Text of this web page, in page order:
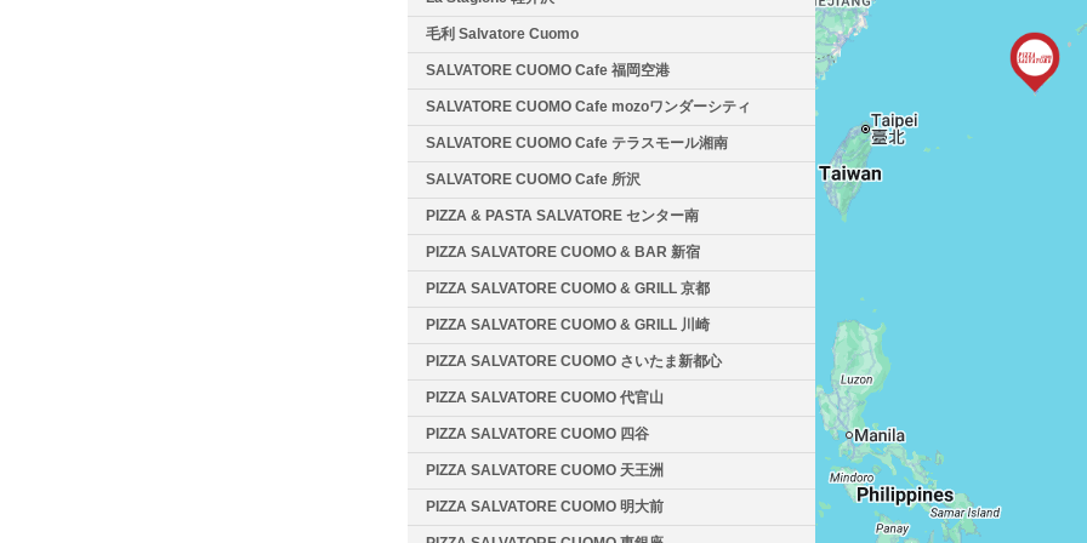
毛利 Salvatore Cuomo
SALVATORE CUOMO Cafe 福岡空港
SALVATORE CUOMO Cafe mozoワンダーシティ
SALVATORE CUOMO Cafe テラスモール湘南
SALVATORE CUOMO Cafe 所沢
PIZZA & PASTA SALVATORE センター南
PIZZA SALVATORE CUOMO & BAR 新宿
PIZZA SALVATORE CUOMO & GRILL 京都
PIZZA SALVATORE CUOMO & GRILL 川崎
PIZZA SALVATORE CUOMO さいたま新都心
PIZZA SALVATORE CUOMO 代官山
PIZZA SALVATORE CUOMO 四谷
PIZZA SALVATORE CUOMO 天王洲
PIZZA SALVATORE CUOMO 明大前